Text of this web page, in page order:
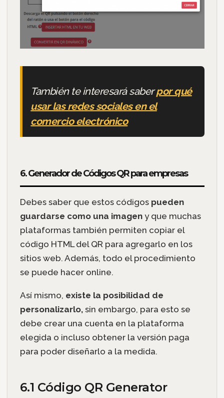
También te interesará saberpor qué
usar las redes sociales en el
comercio electrónico
6. Generador de Códigos QR para empresas
Debes saber que estos códigospueden
guardarse como una imageny que muchas
plataformas también permiten copiar el
código HTML del QR para agregarlo en los
sitios web. Además, todo el procedimiento
se puede hacer online.
Así mismo, existe la posibilidad de
personalizarlo,sin embargo, para esto se
debe crear una cuenta en la plataforma
elegida o incluso obtener la versión paga
para poder diseñarlo a la medida.
6.1 Código QR Generator